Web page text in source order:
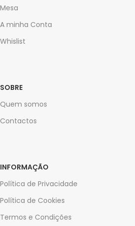
Mesa
A minha Conta
Whislist
SOBRE
Quem somos
Contactos
INFORMAÇÃO
Política de Privacidade
Política de Cookies
Termos e Condições